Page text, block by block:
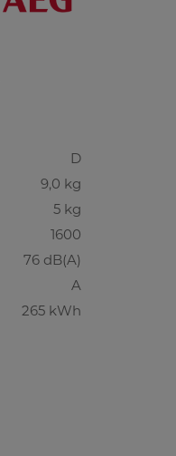
D
9,0 kg
5 kg
1600
76 dB(A)
A
265 kWh